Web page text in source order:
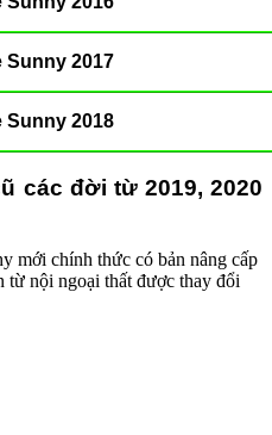
Sunny 2017
Sunny 2018
các đời từ 2019, 2020
mới chính thức có bản nâng cấp
nội ngoại thất được thay đổi